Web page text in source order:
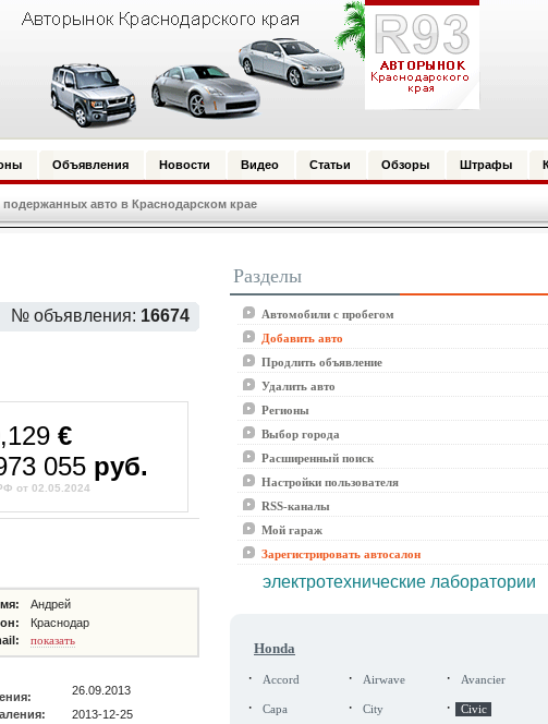
Объявления Новости Видео Статьи Обзоры Штрафы
авто в Краснодарском крае
№ объявления: 16674
€
055 руб.
от 02.05.2024
Андрей
Краснодар
показать
26.09.2013
2013-12-25
Разделы
Автомобили с пробегом
Добавить авто
Продлить объявление
Удалить авто
Регионы
Выбор города
Расширенный поиск
Настройки пользователя
RSS-каналы
Мой гараж
Зарегистрировать автосалон
электротехнические лаборатории
Honda
· Accord · Airwave · Avancier
· Capa · City · Civic